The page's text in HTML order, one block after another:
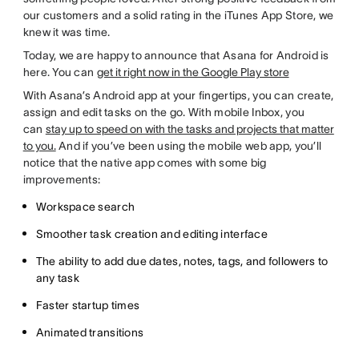
our customers and a solid rating in the iTunes App Store, we
knew it was time.
Today, we are happy to announce that Asana for Android is
here. You can get it right now in the Google Play store
With Asana’s Android app at your fingertips, you can create,
assign and edit tasks on the go. With mobile Inbox, you
can stay up to speed on with the tasks and projects that matter
to you.And if you’ve been using the mobile web app, you’ll
notice that the native app comes with some big
improvements:
Workspace search
Smoother task creation and editing interface
The ability to add due dates, notes, tags, and followers to
any task
Faster startup times
Animated transitions